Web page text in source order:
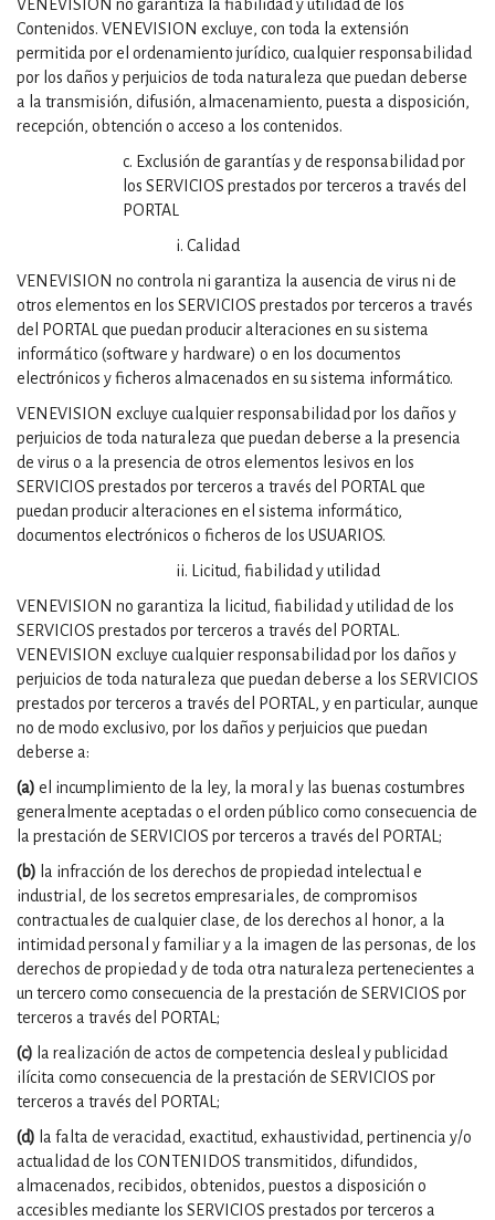
VENEVISION no garantiza la fiabilidad y utilidad de los
Contenidos. VENEVISION excluye, con toda la extensión
permitida por el ordenamiento jurídico, cualquier responsabilidad
por los daños y perjuicios de toda naturaleza que puedan deberse
a la transmisión, difusión, almacenamiento, puesta a disposición,
recepción, obtención o acceso a los contenidos.
c. Exclusión de garantías y de responsabilidad por
los SERVICIOS prestados por terceros a través del
PORTAL
i. Calidad
VENEVISION no controla ni garantiza la ausencia de virus ni de
otros elementos en los SERVICIOS prestados por terceros a través
del PORTAL que puedan producir alteraciones en su sistema
informático (software y hardware) o en los documentos
electrónicos y ficheros almacenados en su sistema informático.
VENEVISION excluye cualquier responsabilidad por los daños y
perjuicios de toda naturaleza que puedan deberse a la presencia
de virus o a la presencia de otros elementos lesivos en los
SERVICIOS prestados por terceros a través del PORTAL que
puedan producir alteraciones en el sistema informático,
documentos electrónicos o ficheros de los USUARIOS.
ii. Licitud, fiabilidad y utilidad
VENEVISION no garantiza la licitud, fiabilidad y utilidad de los
SERVICIOS prestados por terceros a través del PORTAL.
VENEVISION excluye cualquier responsabilidad por los daños y
perjuicios de toda naturaleza que puedan deberse a los SERVICIOS
prestados por terceros a través del PORTAL, y en particular, aunque
no de modo exclusivo, por los daños y perjuicios que puedan
deberse a:
(a) el incumplimiento de la ley, la moral y las buenas costumbres
generalmente aceptadas o el orden público como consecuencia de
la prestación de SERVICIOS por terceros a través del PORTAL;
(b) la infracción de los derechos de propiedad intelectual e
industrial, de los secretos empresariales, de compromisos
contractuales de cualquier clase, de los derechos al honor, a la
intimidad personal y familiar y a la imagen de las personas, de los
derechos de propiedad y de toda otra naturaleza pertenecientes a
un tercero como consecuencia de la prestación de SERVICIOS por
terceros a través del PORTAL;
(c) la realización de actos de competencia desleal y publicidad
ilícita como consecuencia de la prestación de SERVICIOS por
terceros a través del PORTAL;
(d) la falta de veracidad, exactitud, exhaustividad, pertinencia y/o
actualidad de los CONTENIDOS transmitidos, difundidos,
almacenados, recibidos, obtenidos, puestos a disposición o
accesibles mediante los SERVICIOS prestados por terceros a